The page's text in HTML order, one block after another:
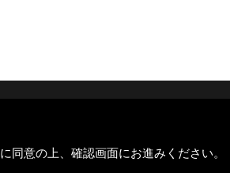
に同意の上、確認画面にお進みください。